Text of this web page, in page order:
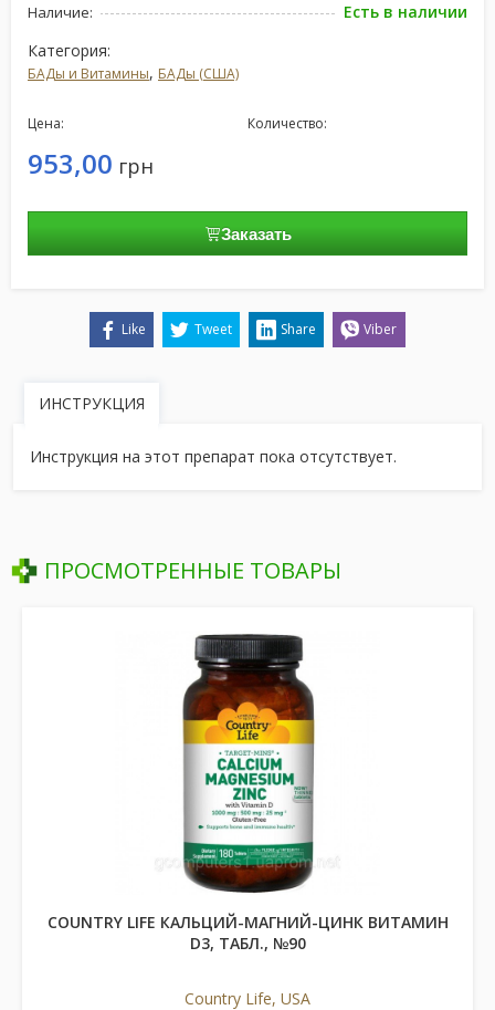
Наличие:
Есть в наличии
Категория:
БАДы и Витамины, БАДы (США)
Цена:
953,00 грн
Количество:
Заказать
Like Tweet Share Viber
ИНСТРУКЦИЯ
Инструкция на этот препарат пока отсутствует.
ПРОСМОТРЕННЫЕ ТОВАРЫ
COUNTRY LIFE КАЛЬЦИЙ-МАГНИЙ-ЦИНК ВИТАМИН
D3, ТАБЛ., №90
Country Life, USA